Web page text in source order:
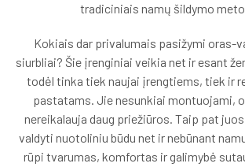
tradiciniais namų šildymo
Kokiais dar privalumais pasižymi oras-
siurbliai? Šie įrenginiai veikia net ir esant
todėl tinka tiek naujai įrengtiems, tiek ir
pastatams. Jie nesunkiai montuojami,
nereikalauja daug priežiūros. Taip pat
valdyti nuotoliniu būdu net ir nebūnant
rūpi tvarumas, komfortas ir galimybė